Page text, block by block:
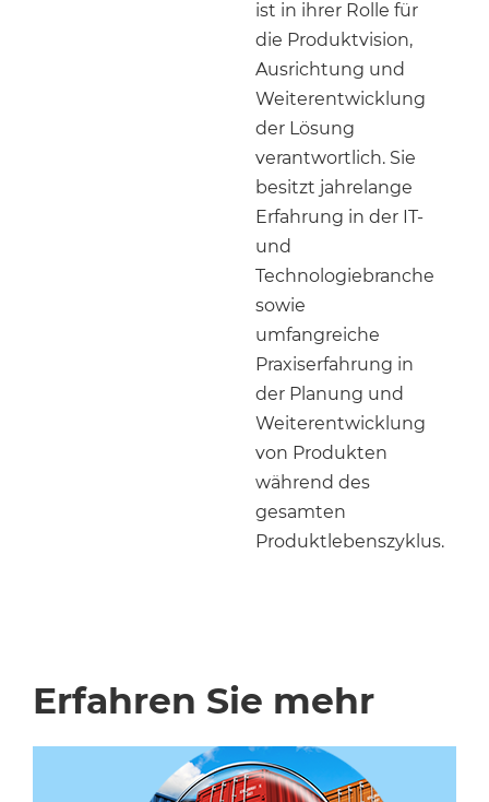
ist in ihrer Rolle für
die Produktvision,
Ausrichtung und
Weiterentwicklung
der Lösung
verantwortlich. Sie
besitzt jahrelange
Erfahrung in der IT-
und
Technologiebranche
sowie
umfangreiche
Praxiserfahrung in
der Planung und
Weiterentwicklung
von Produkten
während des
gesamten
Produktlebenszyklus.
Erfahren Sie mehr